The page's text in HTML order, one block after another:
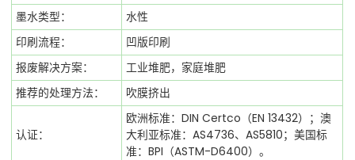
墨水类型：
水性
印刷流程：
凹版印刷
报废解决方案：
工业堆肥，家庭堆肥
推荐的处理方法：
吹膜挤出
认证：
欧洲标准：DIN Certco（EN 13432）；澳
大利亚标准：AS4736、AS5810；美国标
准：BPI（ASTM-D6400）。